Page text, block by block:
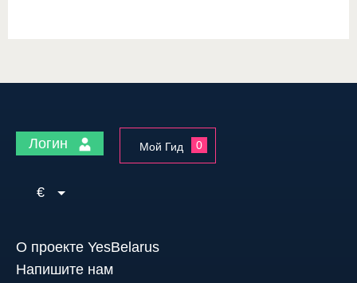
Логин Мой Гид 0
€
О проекте YesBelarus
Напишите нам